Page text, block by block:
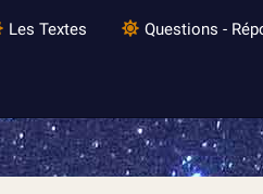
Les Textes Questions -